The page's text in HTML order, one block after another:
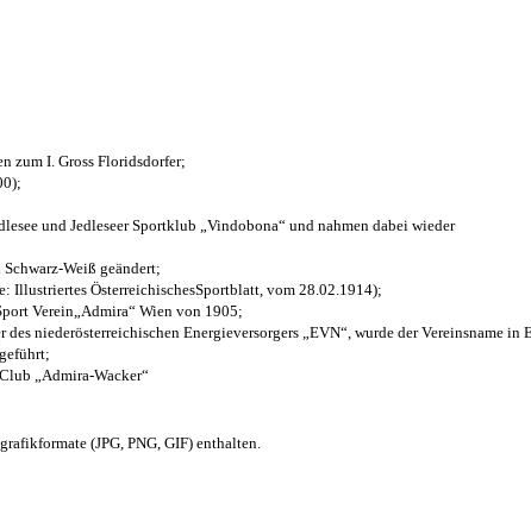
zum I. Gross Floridsdorfer;
und Jedleseer Sportklub „Vindobona“ und nahmen dabei wieder
Weiß geändert;
Illustriertes ÖsterreichischesSportblatt, vom 28.02.1914);
Verein„Admira“ Wien von 1905;
niederösterreichischen Energieversorgers „EVN“, wurde der Vereinsname
„Admira-Wacker“
(JPG, PNG, GIF) enthalten.